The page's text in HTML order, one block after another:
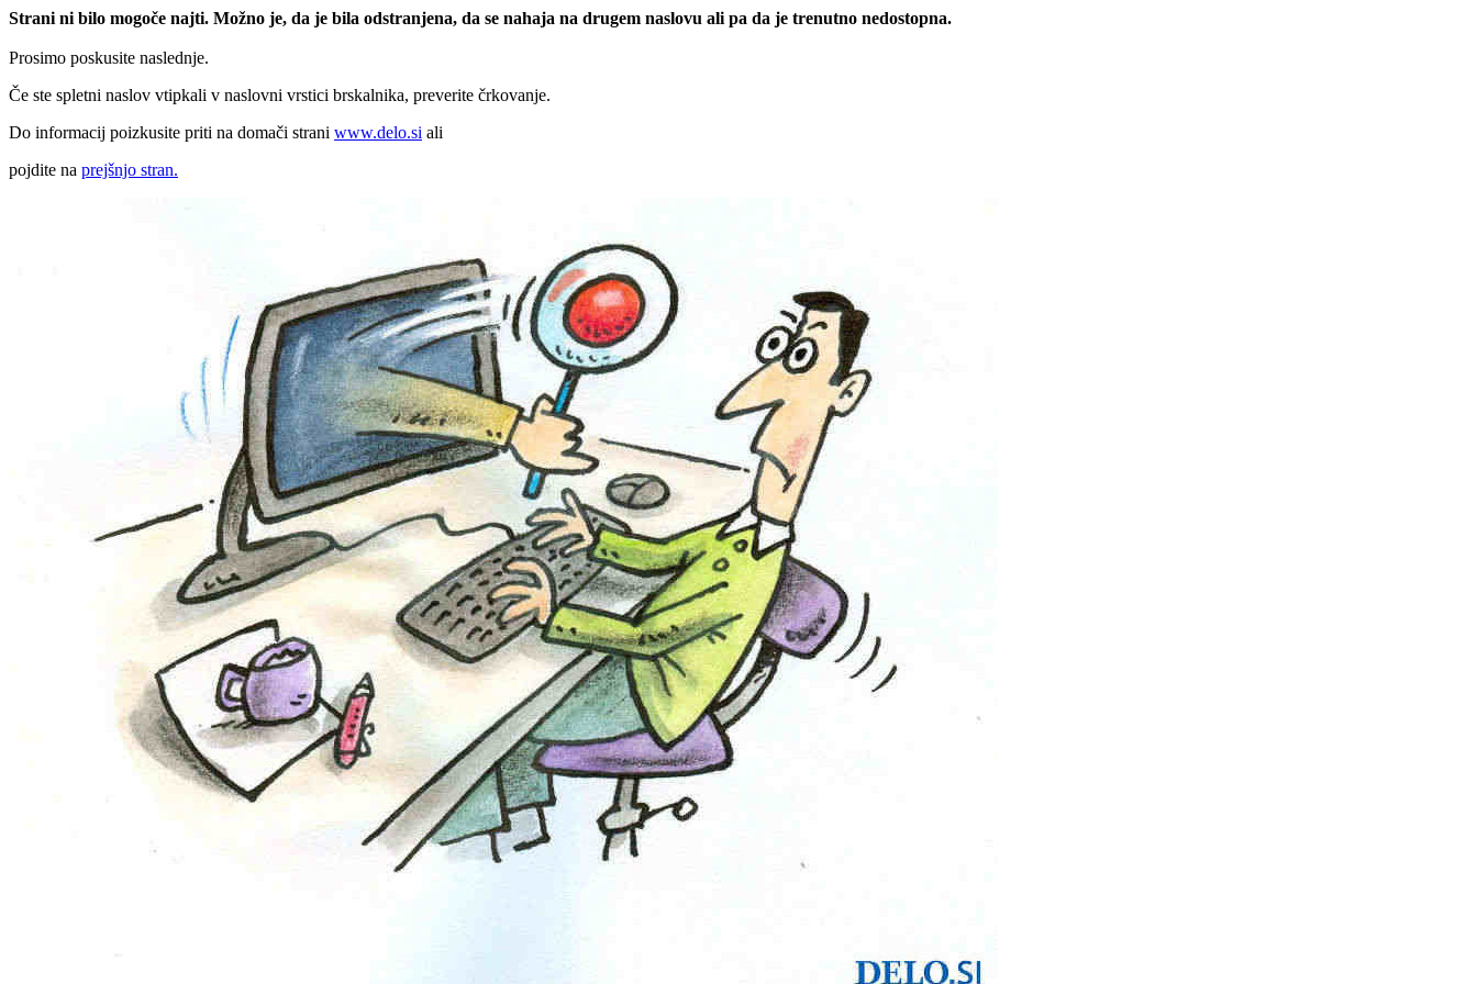
Strani ni bilo mogoče najti. Možno je, da je bila odstranjena, da se nahaja na drugem naslovu ali pa da je trenutno nedostopna.
Prosimo poskusite naslednje.
Če ste spletni naslov vtipkali v naslovni vrstici brskalnika, preverite črkovanje.
Do informacij poizkusite priti na domači strani www.delo.si ali
pojdite na prejšnjo stran.